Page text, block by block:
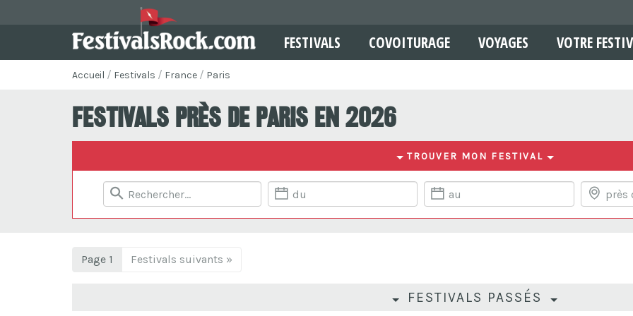
FESTIVALS COVOITURAGE VOYAGES VOTRE
Accueil Festivals France Paris
Festivals près de Paris en 2026
TROUVER MON FESTIVAL
Page 1 Festivals suivants »
FESTIVALS PASSÉS